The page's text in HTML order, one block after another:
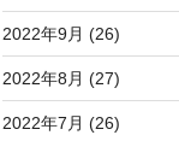
2022年9月 (26)
2022年8月 (27)
2022年7月 (26)